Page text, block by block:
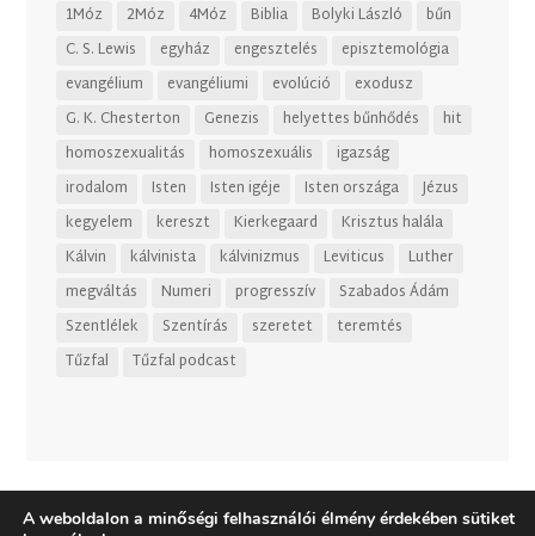
1Móz 2Móz 4Móz Biblia Bolyki László
bűn
C. S. Lewis
egyház engesztelés
episztemológia
evangélium
evangéliumi evolúció
exodusz
G. K. Chesterton
Genezis helyettes bűnhődés
hit
homoszexualitás
homoszexuális
igazság
irodalom
Isten Isten igéje Isten országa
Jézus
kegyelem
kereszt Kierkegaard
Krisztus halála
Kálvin
kálvinista kálvinizmus Leviticus
Luther
megváltás
Numeri progresszív
Szabados Ádám
Szentlélek
Szentírás szeretet
teremtés
Tűzfal
Tűzfal podcast
A weboldalon a minőségi felhasználói élmény érdekében sütiket